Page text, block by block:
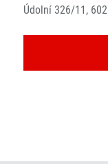
Údolní 326/11,